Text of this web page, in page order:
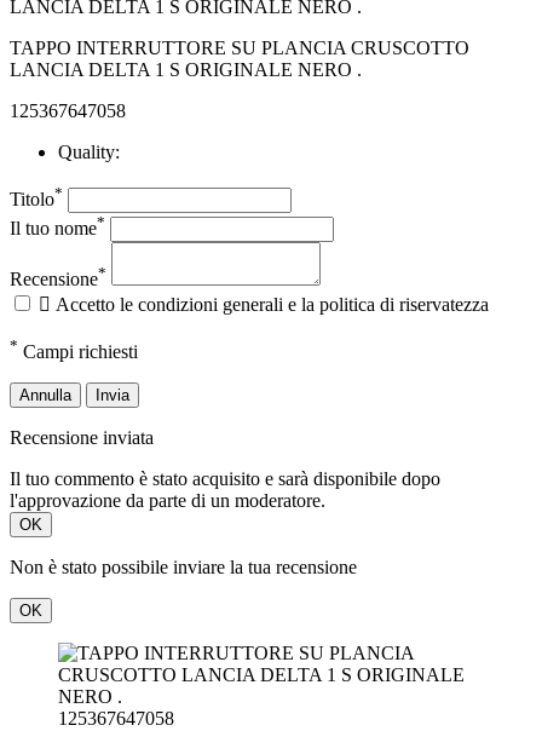
TAPPO INTERRUTTORE SU PLANCIA CRUSCOTTO
LANCIA DELTA 1 S ORIGINALE NERO .
125367647058
Quality:
Titolo*
Il tuo nome*
Recensione*
 Accetto le condizioni generali e la politica di riservatezza
* Campi richiesti
Annulla Invia
Recensione inviata
Il tuo commento è stato acquisito e sarà disponibile dopo
l'approvazione da parte di un moderatore.
OK
Non è stato possibile inviare la tua recensione
OK
125367647058